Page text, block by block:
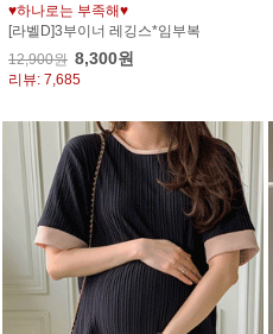
♥하나로는 부족해♥
[라벨D]3부이너 레깅스*임부복
12,900원 8,300원
리뷰: 7,685